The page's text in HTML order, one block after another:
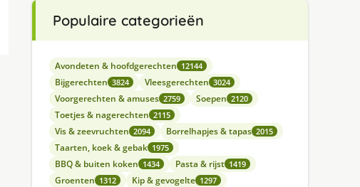
Populaire categorieën
Avondeten & hoofdgerechten 12144
Bijgerechten 3824 Vleesgerechten 3024
Voorgerechten & amuses 2759 Soepen 2120
Toetjes & nagerechten 2115
Vis & zeevruchten 2094 Borrelhapjes & tapas 2015
Taarten, koek & gebak 1975
BBQ & buiten koken 1434 Pasta & rijst 1419
Groenten 1312 Kip & gevogelte 1297